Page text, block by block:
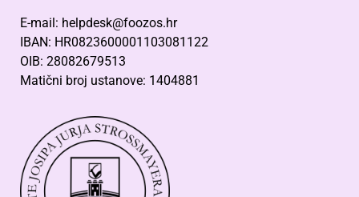
E-mail: helpdesk@foozos.hr
IBAN: HR0823600001103081122
OIB: 28082679513
Matični broj ustanove: 1404881